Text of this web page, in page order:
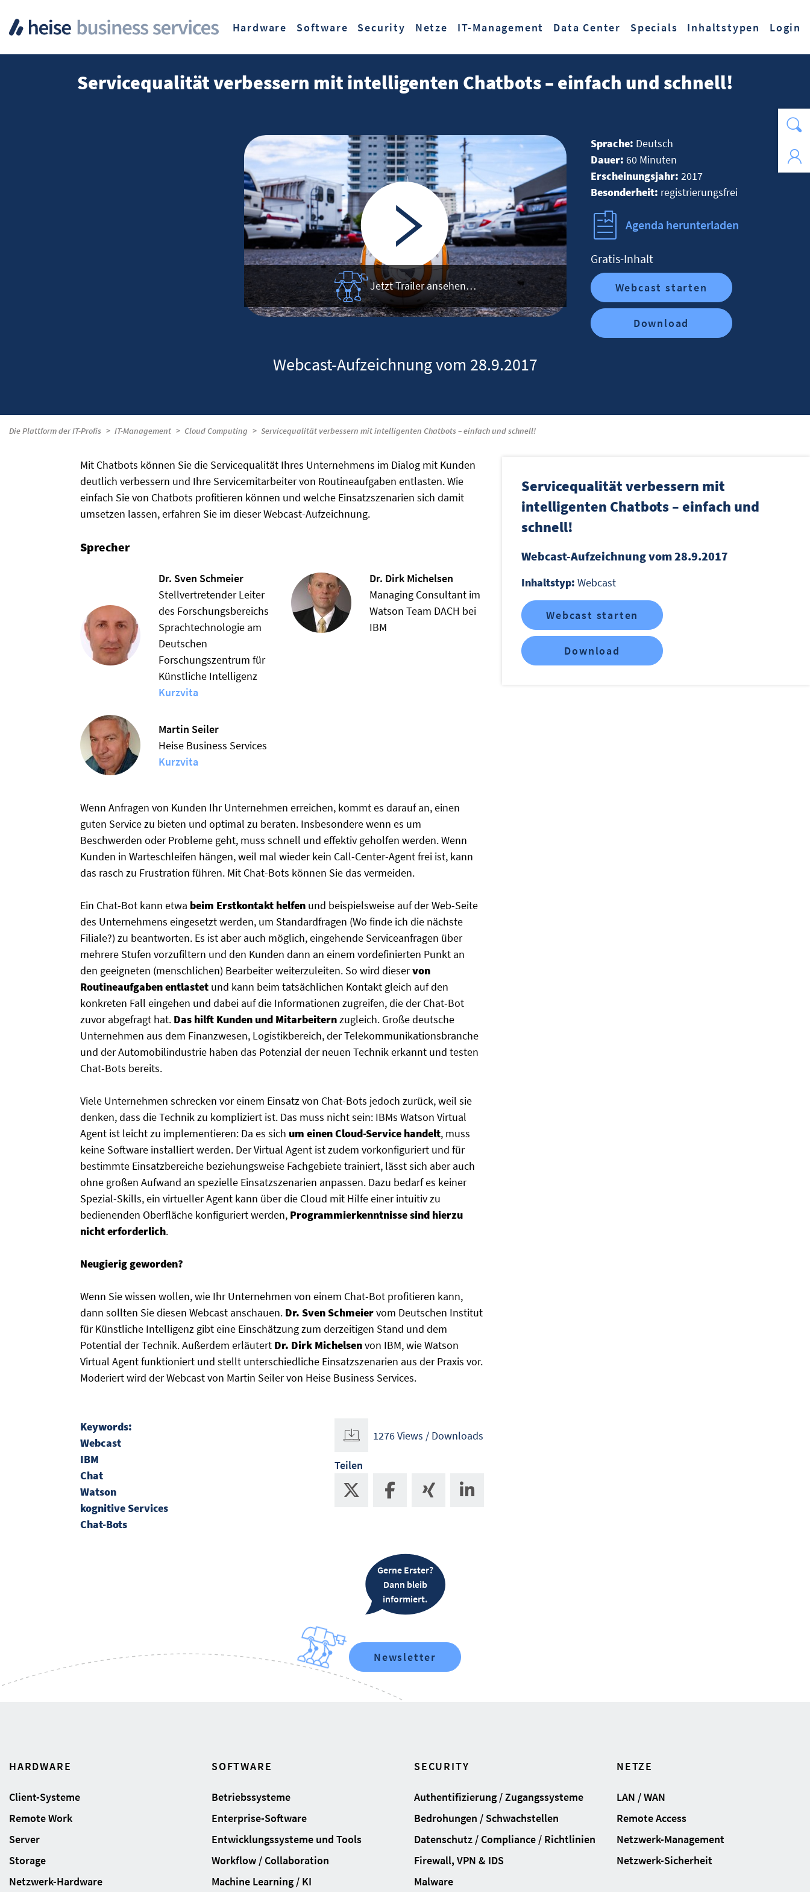
Hardware
Software Security Netze IT-Management Data Center Specials Inhaltstypen Login
Servicequalität verbessern mit intelligenten Chatbots – einfach und schnell!
Jetzt Trailer ansehen…
Webcast-Aufzeichnung vom 28.9.2017
Sprache: Deutsch
Dauer: 60 Minuten
Erscheinungsjahr: 2017
Besonderheit: registrierungsfrei
Agenda herunterladen
Gratis-Inhalt
Webcast starten
Download
Die Plattform der IT-Profis IT-Management Cloud Computing Servicequalität verbessern mit intelligenten Chatbots – einfach und schnell!
Mit Chatbots können Sie die Servicequalität Ihres Unternehmens im Dialog mit Kunden
deutlich verbessern und Ihre Servicemitarbeiter von Routineaufgaben entlasten. Wie
einfach Sie von Chatbots profitieren können und welche Einsatzszenarien sich damit
umsetzen lassen, erfahren Sie im dieser Webcast-Aufzeichnung.
Sprecher
Dr. Sven Schmeier
Stellvertretender Leiter
des Forschungsbereichs
Sprachtechnologie am
Deutschen
Forschungszentrum für
Künstliche Intelligenz
Kurzvita
Dr. Dirk Michelsen
Managing Consultant im
Watson Team DACH bei
IBM
Martin Seiler
Heise Business Services
Kurzvita
Wenn Anfragen von Kunden Ihr Unternehmen erreichen, kommt es darauf an, einen
guten Service zu bieten und optimal zu beraten. Insbesondere wenn es um
Beschwerden oder Probleme geht, muss schnell und effektiv geholfen werden. Wenn
Kunden in Warteschleifen hängen, weil mal wieder kein Call-Center-Agent frei ist, kann
das rasch zu Frustration führen. Mit Chat-Bots können Sie das vermeiden.
Ein Chat-Bot kann etwa beim Erstkontakt helfen und beispielsweise auf der Web-Seite
des Unternehmens eingesetzt werden, um Standardfragen (Wo finde ich die nächste
Filiale?) zu beantworten. Es ist aber auch möglich, eingehende Serviceanfragen über
mehrere Stufen vorzufiltern und den Kunden dann an einem vordefinierten Punkt an
den geeigneten (menschlichen) Bearbeiter weiterzuleiten. So wird dieservon
Routineaufgaben entlastet und kann beim tatsächlichen Kontakt gleich auf den
konkreten Fall eingehen und dabei auf die Informationen zugreifen, die der Chat-Bot
zuvor abgefragt hat. Das hilft Kunden und Mitarbeiternzugleich. Große deutsche
Unternehmen aus dem Finanzwesen, Logistikbereich, der Telekommunikationsbranche
und der Automobilindustrie haben das Potenzial der neuen Technik erkannt und testen
Chat-Bots bereits.
Viele Unternehmen schrecken vor einem Einsatz von Chat-Bots jedoch zurück, weil sie
denken, dass die Technik zu kompliziert ist. Das muss nicht sein: IBMs Watson Virtual
Agent ist leicht zu implementieren: Da es sich um einen Cloud-Service handelt, muss
keine Software installiert werden. Der Virtual Agent ist zudem vorkonfiguriert und für
bestimmte Einsatzbereiche beziehungsweise Fachgebiete trainiert, lässt sich aber auch
ohne großen Aufwand an spezielle Einsatzszenarien anpassen. Dazu bedarf es keiner
Spezial-Skills, ein virtueller Agent kann über die Cloud mit Hilfe einer intuitiv zu
bedienenden Oberfläche konfiguriert werden, Programmierkenntnisse sind hierzu
nicht erforderlich.
Neugierig geworden?
Wenn Sie wissen wollen, wie Ihr Unternehmen von einem Chat-Bot profitieren kann,
dann sollten Sie diesen Webcast anschauen. Dr. Sven Schmeiervom Deutschen Institut
für Künstliche Intelligenz gibt eine Einschätzung zum derzeitigen Stand und dem
Potential der Technik. Außerdem erläutert Dr. Dirk Michelsenvon IBM, wie Watson
Virtual Agent funktioniert und stellt unterschiedliche Einsatzszenarien aus der Praxis vor.
Moderiert wird der Webcast von Martin Seiler von Heise Business Services.
Keywords:
Webcast
IBM
Chat
Watson
kognitive Services
Chat-Bots
1276 Views / Downloads
Teilen
Servicequalität verbessern mit
intelligenten Chatbots – einfach und
schnell!
Webcast-Aufzeichnung vom 28.9.2017
Inhaltstyp:Webcast
Webcast starten
Download
Gerne Erster?
Dann bleib
informiert.
Newsletter
HARDWARE
Client-Systeme
Remote Work
Server
Storage
Netzwerk-Hardware
SOFTWARE
Betriebssysteme
Enterprise-Software
Entwicklungssysteme und Tools
Workflow / Collaboration
Machine Learning / KI
SECURITY
Authentifizierung / Zugangssysteme
Bedrohungen / Schwachstellen
Datenschutz / Compliance / Richtlinien
Firewall, VPN & IDS
Malware
NETZE
LAN / WAN
Remote Access
Netzwerk-Management
Netzwerk-Sicherheit